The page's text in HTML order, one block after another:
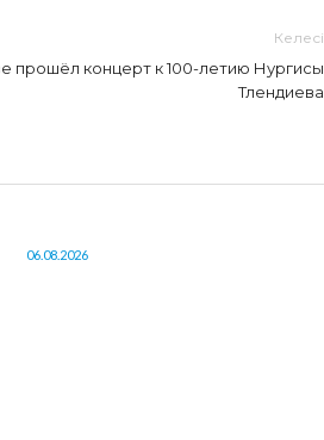
Келесі
прошёл концерт к 100-летию Нургисы
Тлендиева
06.08.2026